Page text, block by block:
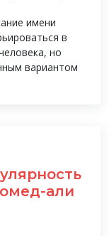
имени
в
но
вариантом
али